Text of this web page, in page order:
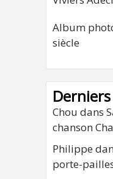
Album
siècle
Chou dans
chanson
Philippe
porte-